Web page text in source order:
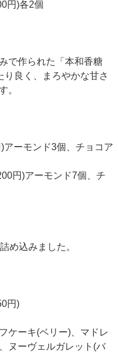
円)各2個
で作られた「本和香糖
り良く、まろやかな甘さ
。
ーモンド3個、チョコア
円)アーモンド7個、チ
め込みました。
円)
ケーキ(ベリー)、マドレ
ヌーヴェルガレット(バ